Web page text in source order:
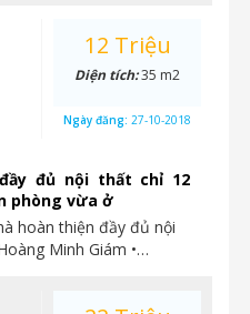
đủ nội thất chỉ 12
phòng vừa ở
hoàn thiện đầy đủ nội
Minh Giám •…
12 Triệu
Diện tích:35 m2
Ngày đăng: 27-10-2018